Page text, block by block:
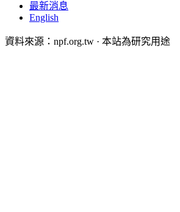
最新消息
English
資料來源：npf.org.tw · 本站為研究用途